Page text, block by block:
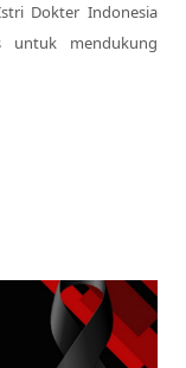
Dokter Indonesia
untuk mendukung